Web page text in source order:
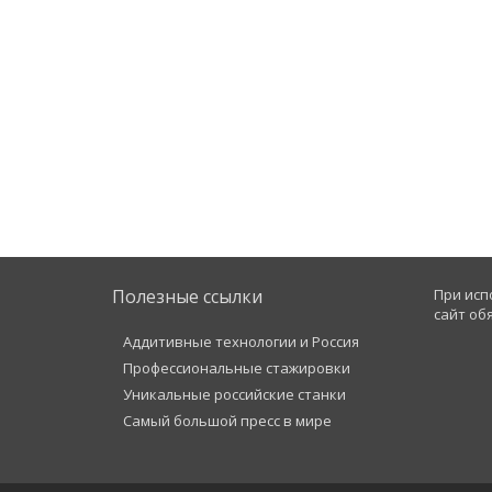
Полезные ссылки
Аддитивные технологии и Россия
Профессиональные стажировки
Уникальные российские станки
Самый большой пресс в мире
При
сайт